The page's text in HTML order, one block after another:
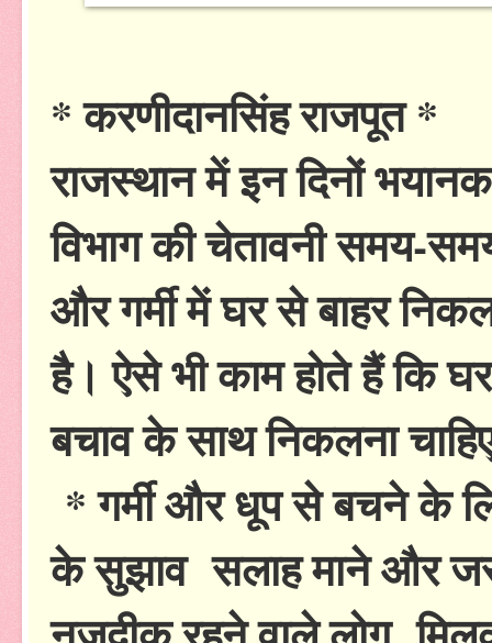
* करणीदानसिंह राजपूत *
राजस्थान में इन दिनों
विभाग की चेतावनी समय-
और गर्मी में घर से बाहर
है। ऐसे भी काम होते हैं कि
बचाव के साथ निकलना
* गर्मी और धूप से बचने के
के सुझाव सलाह माने और